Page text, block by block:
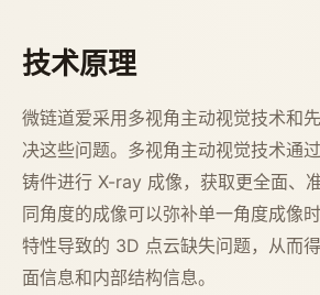
技术原理
微链道爱采用多视角主动视觉技术和
决这些问题。多视角主动视觉技术通
铸件进行 X-ray 成像，获取更全面、
同角度的成像可以弥补单一角度成像
特性导致的 3D 点云缺失问题，从而
面信息和内部结构信息。